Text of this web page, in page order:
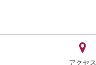
アクセス